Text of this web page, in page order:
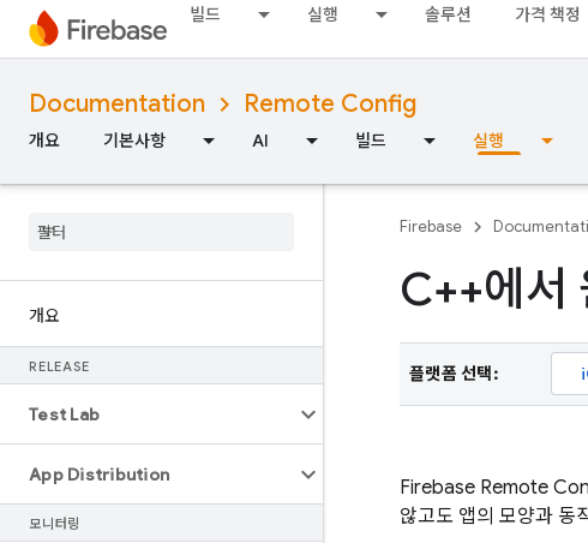
빌드 실행 솔루션 가격 책정
Documentation Remote Config
개요 기본사항 AI 빌드 실행
개요
RELEASE
Test Lab
App Distribution
모니터링
Firebase
C++에서
플랫폼 선택:
Firebase Remote
않고도 앱의 모양과 동